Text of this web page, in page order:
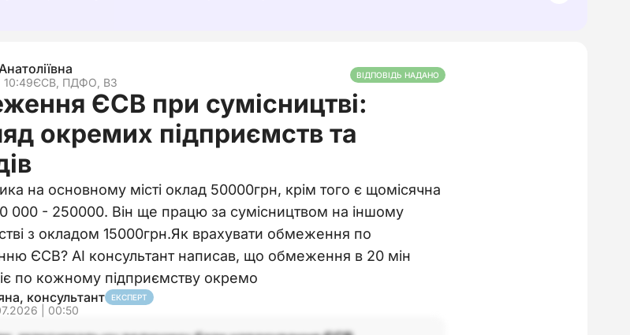
10:49ЄСВ, ПДФО, ВЗ
ВІДПОВІДЬ НАДАНО
ЄСВ при сумісництві:
окремих підприємств та
на основному місті оклад 50000грн, крім того є щомісячна
000 - 250000. Він ще працю за сумісництвом на іншому
з окладом 15000грн.Як врахувати обмеження по
ЄСВ? АІ консультант написав, що обмеження в 20 мін
по кожному підприємству окремо
консультант ЕКСПЕРТ
| 00:50